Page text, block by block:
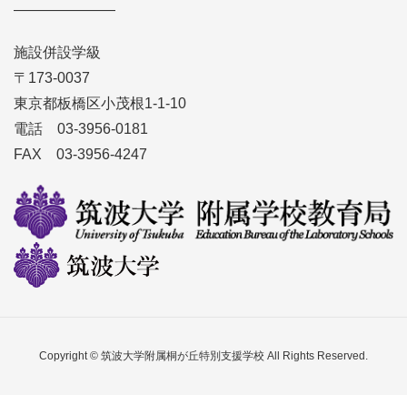
———————
施設併設学級
〒173-0037
東京都板橋区小茂根1-1-10
電話 03-3956-0181
FAX 03-3956-4247
Copyright © 筑波大学附属桐が丘特別支援学校 All Rights Reserved.